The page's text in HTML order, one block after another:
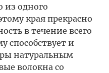
из одного
края прекрасно
в течение всего
способствует и
натуральным
волокна со